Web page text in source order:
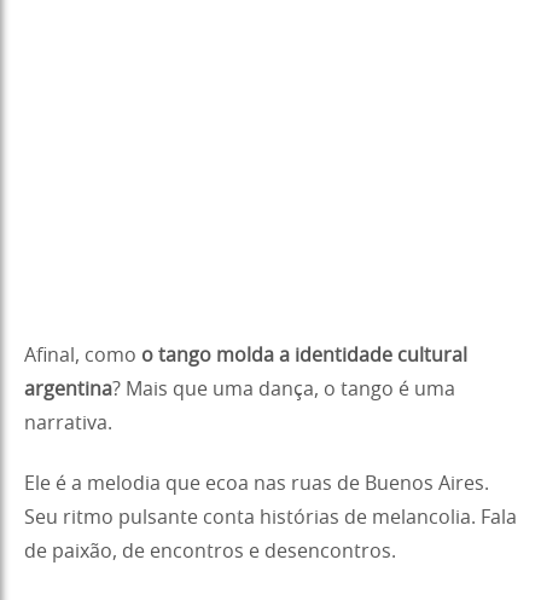
Afinal, como o tango molda a identidade cultural
argentina? Mais que uma dança, o tango é uma
narrativa.
Ele é a melodia que ecoa nas ruas de Buenos Aires.
Seu ritmo pulsante conta histórias de melancolia. Fala
de paixão, de encontros e desencontros.